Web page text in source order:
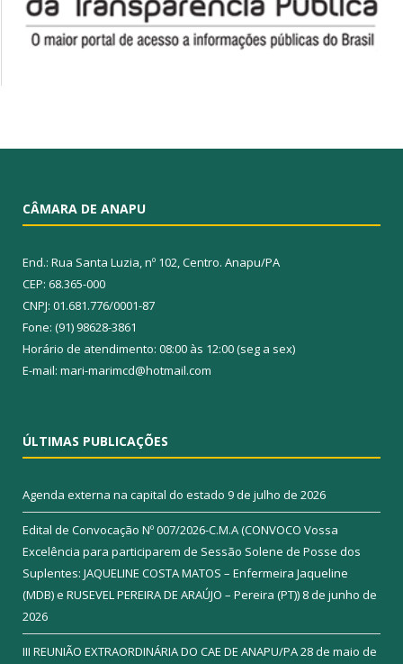
CÂMARA DE ANAPU
End.: Rua Santa Luzia, nº 102, Centro. Anapu/PA
CEP: 68.365-000
CNPJ: 01.681.776/0001-87
Fone: (91) 98628-3861
Horário de atendimento: 08:00 às 12:00 (seg a sex)
E-mail: mari-marimcd@hotmail.com
ÚLTIMAS PUBLICAÇÕES
Agenda externa na capital do estado 9 de julho de 2026
Edital de Convocação Nº 007/2026-C.M.A (CONVOCO Vossa
Excelência para participarem de Sessão Solene de Posse dos
Suplentes: JAQUELINE COSTA MATOS – Enfermeira Jaqueline
(MDB) e RUSEVEL PEREIRA DE ARAÚJO – Pereira (PT)) 8 de junho de
2026
III REUNIÃO EXTRAORDINÁRIA DO CAE DE ANAPU/PA28 de maio de